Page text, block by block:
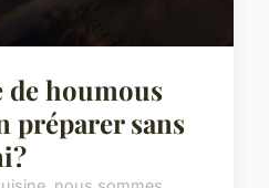
de houmous
préparer sans